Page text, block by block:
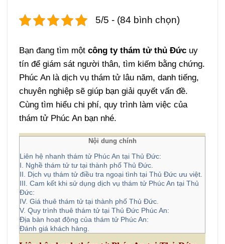
5/5 - (84 bình chọn)
Bạn đang tìm mộtcông ty thám tử thủ Đức uy
tín để giám sát người thân, tìm kiếm bằng chứng.
Phúc An là dịch vụ thám tử lâu năm, danh tiếng,
chuyên nghiệp sẽ giúp bạn giải quyết vấn đề.
Cùng tìm hiểu chi phí, quy trình làm việc của
thám tử Phúc An bạn nhé.
Nội dung chính
Liên hệ nhanh thám tử Phúc An tại Thủ Đức:
I. Nghề thám tử tư tại thành phố Thủ Đức.
II. Dịch vụ thám tử điều tra ngoại tình tại Thủ Đức ưu việt.
III. Cam kết khi sử dụng dịch vụ thám tử Phúc An tại Thủ
Đức:
IV. Giá thuê thám tử tại thành phố Thủ Đức.
V. Quy trình thuê thám tử tại Thủ Đức Phúc An:
Địa bàn hoạt động của thám tử Phúc An:
Đánh giá khách hàng.